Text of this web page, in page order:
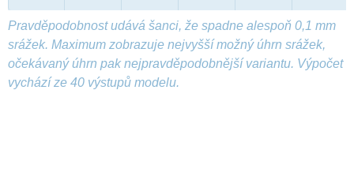
Pravděpodobnost udává šanci, že spadne alespoň 0,1 mm
srážek. Maximum zobrazuje nejvyšší možný úhrn srážek,
očekávaný úhrn pak nejpravděpodobnější variantu. Výpočet
vychází ze 40 výstupů modelu.